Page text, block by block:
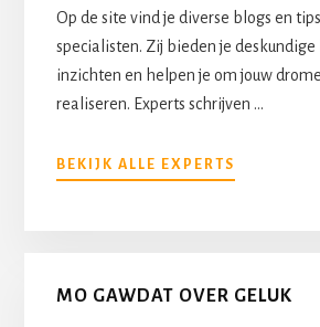
Op de site vind je diverse blogs en
specialisten. Zij bieden je deskundige
inzichten en helpen je om jouw
realiseren. Experts schrijven …
BEKIJK ALLE EXPERTS
EXPERTS
MO GAWDAT OVER GELUK